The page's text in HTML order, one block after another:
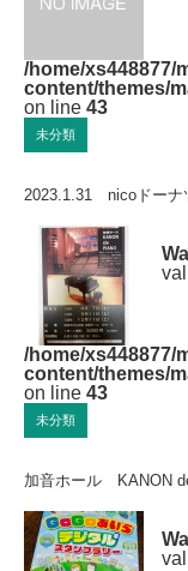
/home/xs448877/
content/themes/
on line 43
未分類
2023.1.31 nicoドー
/home/xs448877/
content/themes/
on line 43
未分類
加音ホール KANON